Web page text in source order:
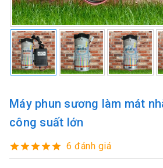
Máy phun sương làm mát
công suất lớn
6 đánh giá